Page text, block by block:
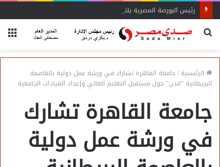
رئيس البورصة المصرية يلتقي رئيس جهاز التمثيل التجاري
بحث
الرئيسية/جامعة القاهرة تشارك في ورشة عمل دولية بالعاصمة
البريطانية “لندن” حول مستقبل التعليم العالي وإعداد القيادات الجامعية
جامعة القاهرة تشارك
في ورشة عمل دولية